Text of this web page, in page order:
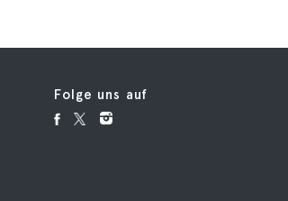
Folge uns auf